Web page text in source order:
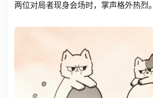
两位对局者现身会场时，掌声格外热烈。